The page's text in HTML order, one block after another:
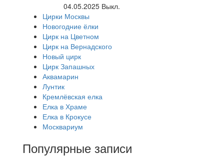
04.05.2025 Выкл.
Цирки Москвы
Новогодние ёлки
Цирк на Цветном
Цирк на Вернадского
Новый цирк
Цирк Запашных
Аквамарин
Лунтик
Кремлёвская елка
Елка в Храме
Елка в Крокусе
Москвариум
Популярные записи